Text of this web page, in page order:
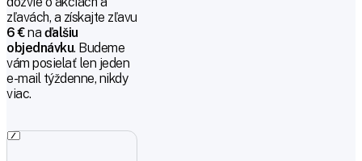
zľavách, a získajte zľavu
6 €na ďalšiu
objednávku. Budeme
vám posielať len jeden
e-mail týždenne, nikdy
viac.